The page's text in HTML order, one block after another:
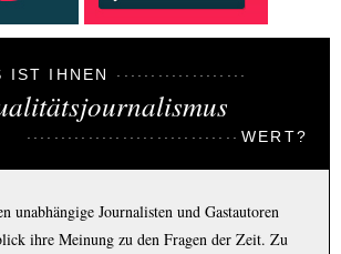
IST IHNEN
WERT?
unabhängige Journalisten und Gastautoren
ihre Meinung zu den Fragen der Zeit. Zu